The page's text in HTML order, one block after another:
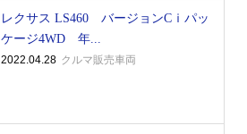
レクサス LS460 バージョンCｉパッ
ケージ4WD 年...
2022.04.28 クルマ販売車両